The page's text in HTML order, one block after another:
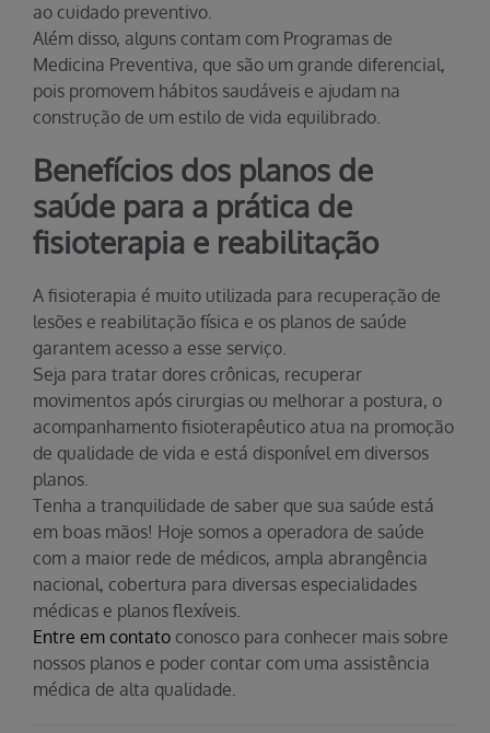
ao cuidado preventivo.
Além disso, alguns contam com Programas de
Medicina Preventiva, que são um grande diferencial,
pois promovem hábitos saudáveis e ajudam na
construção de um estilo de vida equilibrado.
Benefícios dos planos de
saúde para a prática de
fisioterapia e reabilitação
A fisioterapia é muito utilizada para recuperação de
lesões e reabilitação física e os planos de saúde
garantem acesso a esse serviço.
Seja para tratar dores crônicas, recuperar
movimentos após cirurgias ou melhorar a postura, o
acompanhamento fisioterapêutico atua na promoção
de qualidade de vida e está disponível em diversos
planos.
Tenha a tranquilidade de saber que sua saúde está
em boas mãos! Hoje somos a operadora de saúde
com a maior rede de médicos, ampla abrangência
nacional, cobertura para diversas especialidades
médicas e planos flexíveis.
Entre em contato conosco para conhecer mais sobre
nossos planos e poder contar com uma assistência
médica de alta qualidade.